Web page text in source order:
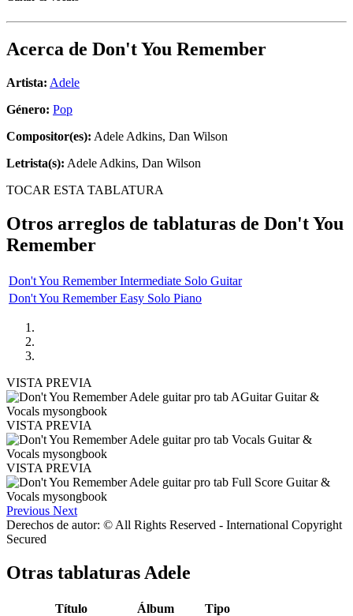
Acerca de Don't You Remember
Artista: Adele
Género: Pop
Compositor(es): Adele Adkins, Dan Wilson
Letrista(s): Adele Adkins, Dan Wilson
TOCAR ESTA TABLATURA
Otros arreglos de tablaturas de Don't You
Remember
Don't You Remember Intermediate Solo Guitar
Don't You Remember Easy Solo Piano
VISTA PREVIA
VISTA PREVIA
VISTA PREVIA
Previous Next
Derechos de autor: © All Rights Reserved - International Copyright
Secured
Otras tablaturas Adele
Título Álbum
Tipo